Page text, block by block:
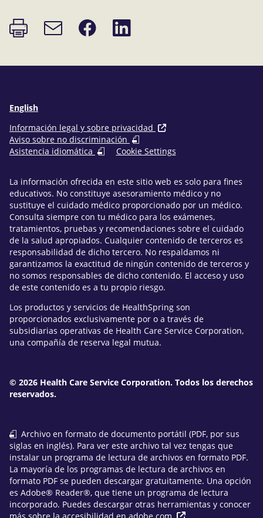
Imprimir
página
Enlace
de
Compartir
en
Compartir
en
English
Información legal y sobre privacidad
Aviso sobre no discriminación
Asistencia idiomática
Cookie Settings
La información ofrecida en este sitio web es solo para fines
educativos. No constituye asesoramiento médico y no
sustituye el cuidado médico proporcionado por un médico.
Consulta siempre con tu médico para los exámenes,
tratamientos, pruebas y recomendaciones sobre el cuidado
de la salud apropiados. Cualquier contenido de terceros es
responsabilidad de dicho tercero. No respaldamos ni
garantizamos la exactitud de ningún contenido de terceros y
no somos responsables de dicho contenido. El acceso y uso
de este contenido es a tu propio riesgo.
Los productos y servicios de HealthSpring son
proporcionados exclusivamente por o a través de
subsidiarias operativas de Health Care Service Corporation,
una compañía de reserva legal mutua.
© 2026 Health Care Service Corporation. Todos los derechos
reservados.
Archivo en formato de documento portátil (PDF, por sus
siglas en inglés). Para ver este archivo tal vez tengas que
instalar un programa de lectura de archivos en formato PDF.
La mayoría de los programas de lectura de archivos en
formato PDF se pueden descargar gratuitamente. Una opción
es Adobe® Reader®, que tiene un programa de lectura
incorporado. Puedes descargar otras herramientas y conocer
más sobre la accesibilidad en adobe.com